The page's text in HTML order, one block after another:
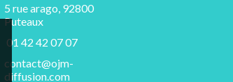
5 rue arago, 92800
Puteaux
01 42 42 07 07
contact@ojm-
diffusion.com